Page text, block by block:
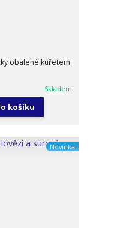
obalené kuřetem
Skladem
košíku
Novinka